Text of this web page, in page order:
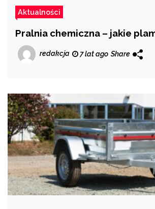
Aktualności
Pralnia chemiczna – jakie
redakcja 7 lat ago Share